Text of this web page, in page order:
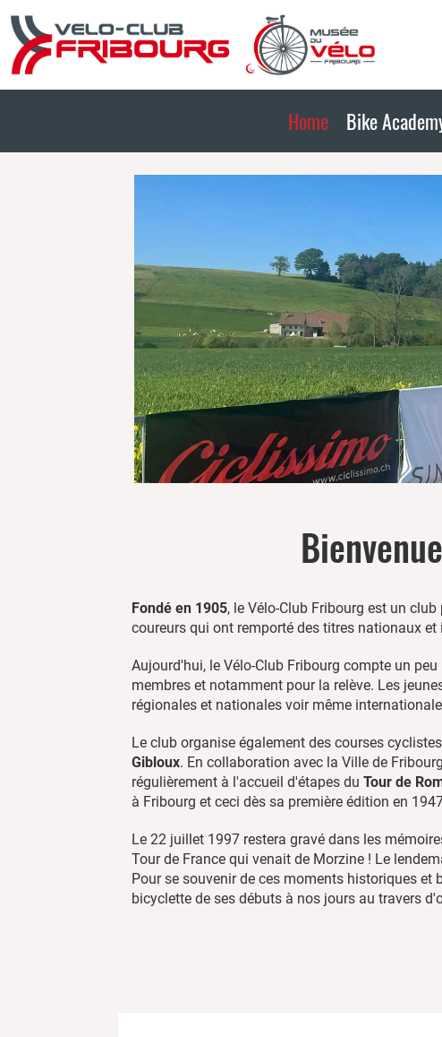
Home Bike
Fondé en 1905, le Vélo-Club Fribourg est un
coureurs qui ont remporté des titres nationaux et
Aujourd'hui, le Vélo-Club Fribourg compte un
membres et notamment pour la relève. Les
régionales et nationales voir même
Le club organise également des courses
Gibloux. En collaboration avec la Ville de
régulièrement à l'accueil d'étapes du Tour de
à Fribourg et ceci dès sa première édition en
Le 22 juillet 1997 restera gravé dans les
Tour de France qui venait de Morzine ! Le
Pour se souvenir de ces moments historiques et
bicyclette de ses débuts à nos jours au travers